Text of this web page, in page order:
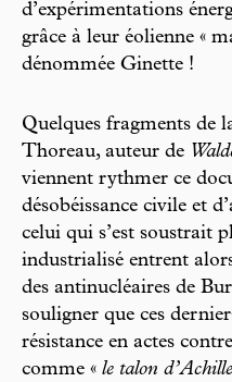
d’expérimentations
grâce à leur éolienne «
dénommée Ginette !
Quelques fragments de
Thoreau, auteur de
viennent rythmer ce
désobéissance civile et
celui qui s’est soustrait
industrialisé entrent
des antinucléaires de
souligner que ces
résistance en actes
comme « le talon d’Achille